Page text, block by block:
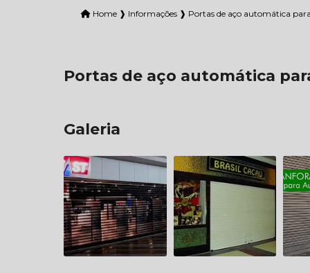
Home ❱ Informações ❱ Portas de aço automática
Portas de aço automática
Galeria